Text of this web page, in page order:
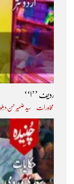
ردیف ’’ا‘‘
محاورات سید ضمیر حسن